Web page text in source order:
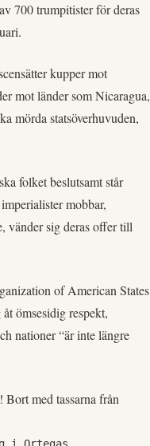
700 trumpitister för deras
kupper mot
mot länder som Nicaragua,
mörda statsöverhuvuden,
folket beslutsamt står
mobbar,
vänder sig deras offer till
of American States
ömsesidig respekt,
nationer “är inte längre
med tassarna från